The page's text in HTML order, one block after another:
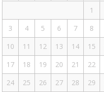
1
3
4 5 6 7 8
10
11 12 13 14 15
17
18 19 20 21 22
24
25 26 27 28 29